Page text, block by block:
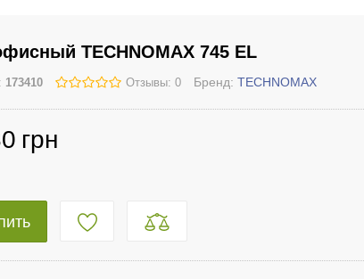
TECHNOMAX 745 EL
173410 Отзывы: 0 Бренд: TECHNOMAX
грн